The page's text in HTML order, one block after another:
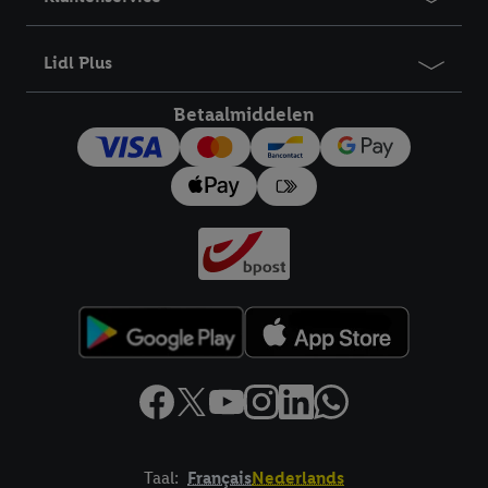
Lidl Plus
Betaalmiddelen
Taal: FrançaisNederlands
trekken, vindt u in onze
impressum hier.